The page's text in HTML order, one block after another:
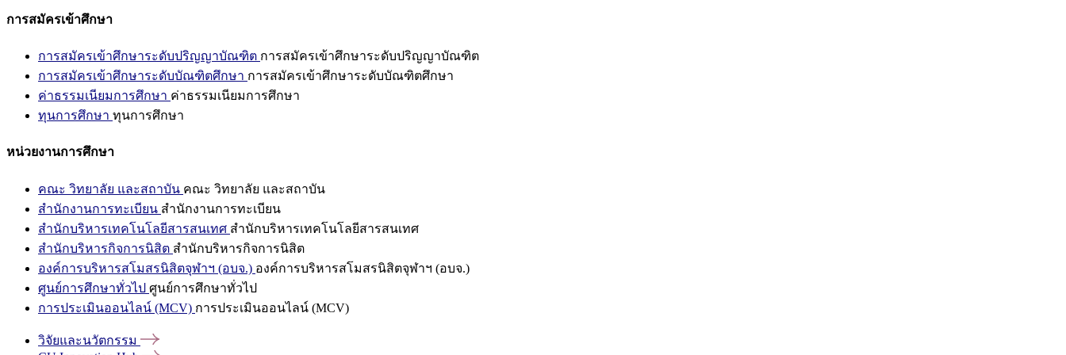
การสมัครเข้าศึกษา
การสมัครเข้าศึกษาระดับปริญญาบัณฑิต การสมัครเข้าศึกษาระดับปริญญาบัณฑิต
การสมัครเข้าศึกษาระดับบัณฑิตศึกษา การสมัครเข้าศึกษาระดับบัณฑิตศึกษา
ค่าธรรมเนียมการศึกษา ค่าธรรมเนียมการศึกษา
ทุนการศึกษา ทุนการศึกษา
หน่วยงานการศึกษา
คณะ วิทยาลัย และสถาบัน คณะ วิทยาลัย และสถาบัน
สำนักงานการทะเบียน สำนักงานการทะเบียน
สำนักบริหารเทคโนโลยีสารสนเทศ สำนักบริหารเทคโนโลยีสารสนเทศ
สำนักบริหารกิจการนิสิต สำนักบริหารกิจการนิสิต
องค์การบริหารสโมสรนิสิตจุฬาฯ (อบจ.) องค์การบริหารสโมสรนิสิตจุฬาฯ (อบจ.)
ศูนย์การศึกษาทั่วไป ศูนย์การศึกษาทั่วไป
การประเมินออนไลน์ (MCV) การประเมินออนไลน์ (MCV)
วิจัยและนวัตกรรม